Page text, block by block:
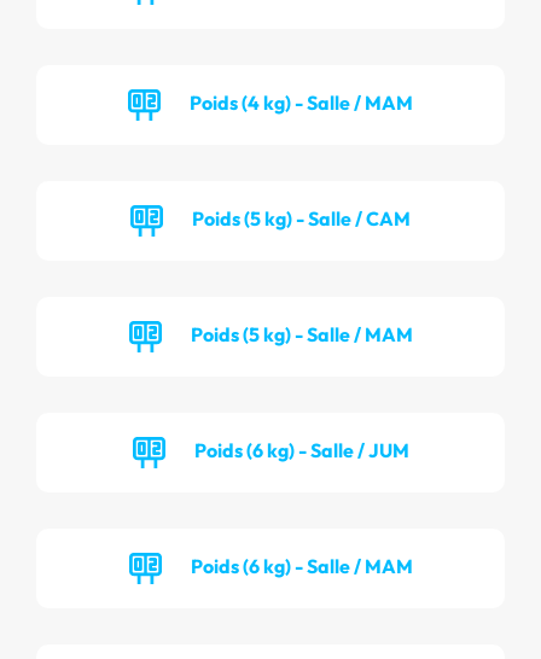
Poids (4 kg) - Salle / MAM
Poids (5 kg) - Salle / CAM
Poids (5 kg) - Salle / MAM
Poids (6 kg) - Salle / JUM
Poids (6 kg) - Salle / MAM